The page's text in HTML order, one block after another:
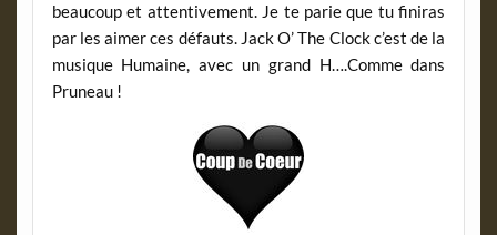
beaucoup et attentivement. Je te parie que tu finiras
par les aimer ces défauts. Jack O’ The Clock c’est de la
musique Humaine, avec un grand H….Comme dans
Pruneau !